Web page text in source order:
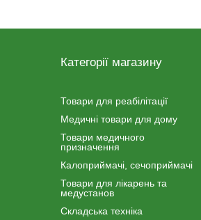
Категорії магазину
Товари для реабілітації
Медичні товари для дому
Товари медичного
призначення
Калоприймачі, сечоприймачі
Товари для лікарень та
медустанов
Складська техніка